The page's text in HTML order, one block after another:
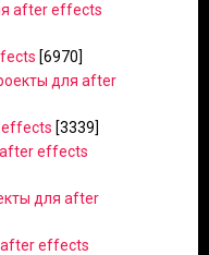
after effects
[6970]
для after
effects [3339]
after effects
для after
after effects